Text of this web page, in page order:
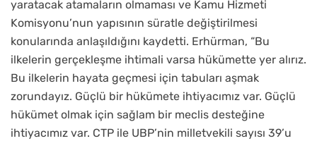
yaratacak atamaların olmaması ve Kamu Hizmeti
Komisyonu’nun yapısının süratle değiştirilmesi
konularında anlaşıldığını kaydetti. Erhürman, “Bu
ilkelerin gerçekleşme ihtimali varsa hükümette yer alırız.
Bu ilkelerin hayata geçmesi için tabuları aşmak
zorundayız. Güçlü bir hükümete ihtiyacımız var. Güçlü
hükümet olmak için sağlam bir meclis desteğine
ihtiyacımız var. CTP ile UBP’nin milletvekili sayısı 39’u